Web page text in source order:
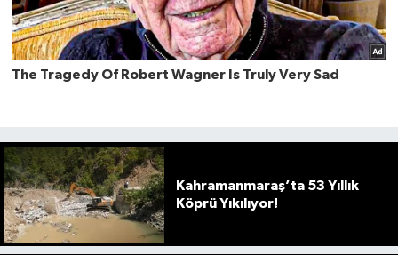
Kahramanmaraş’ta 53 Yıllık
Köprü Yıkılıyor!